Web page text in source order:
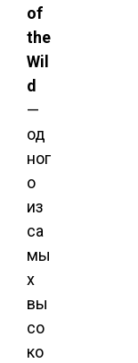
of
the
Wil
d
—
од
ног
о
из
са
мы
х
вы
со
ко